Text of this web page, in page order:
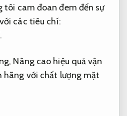
tôi cam đoan đem đến sự
các tiêu chí:
Nâng cao hiệu quả vận
hãng với chất lượng mặt